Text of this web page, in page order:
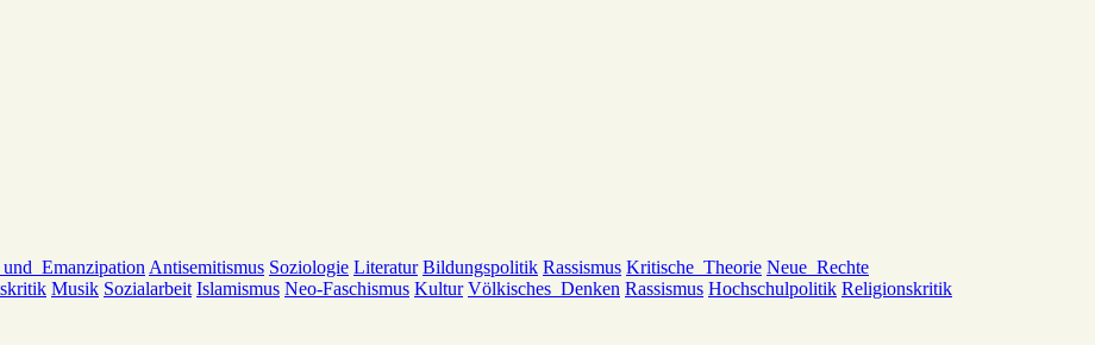
Antisemitismus Soziologie Literatur Bildungspolitik Rassismus Kritische_Theorie Neue_Rechte
Musik Sozialarbeit Islamismus Neo-Faschismus Kultur Völkisches_Denken Rassismus Hochschulpolitik Religionskritik